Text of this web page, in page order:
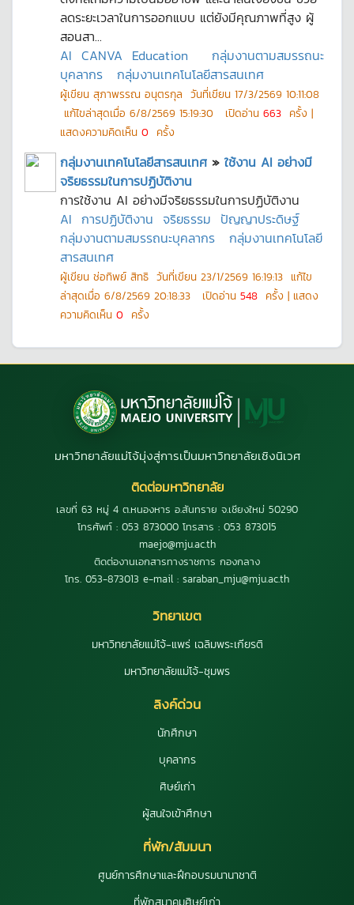
ลดระยะเวลาในการออกแบบ แต่ยังมีคุณภาพที่สูง ผู้
สอนสา...
AI CANVA Education
กลุ่มงานตามสมรรถนะ
บุคลากร
กลุ่มงานเทคโนโลยีสารสนเทศ
ผู้เขียน สุภาพรรณ อนุตรกุล วันที่เขียน 17/3/2569 10:11:08
แก้ไขล่าสุดเมื่อ 6/8/2569 15:19:30 เปิดอ่าน 663 ครั้ง |
แสดงความคิดเห็น 0 ครั้ง
กลุ่มงานเทคโนโลยีสารสนเทศ » ใช้งาน AI อย่างมี
จริยธรรมในการปฏิบัติงาน
การใช้งาน AI อย่างมีจริยธรรมในการปฏิบัติงาน
AI การปฏิบัติงาน จริยธรรม ปัญญาประดิษฐ์
กลุ่มงานตามสมรรถนะบุคลากร
กลุ่มงานเทคโนโลยี
สารสนเทศ
ผู้เขียน ช่อทิพย์ สิทธิ วันที่เขียน 23/1/2569 16:19:13 แก้ไข
ล่าสุดเมื่อ 6/8/2569 20:18:33 เปิดอ่าน 548 ครั้ง | แสดง
ความคิดเห็น 0 ครั้ง
มหาวิทยาลัยแม่โจ้มุ่งสู่การเป็นมหาวิทยาลัยเชิงนิเวศ
ติดต่อมหาวิทยาลัย
เลขที่ 63 หมู่ 4 ต.หนองหาร อ.สันทราย จ.เชียงใหม่ 50290
โทรศัพท์ : 053 873000 โทรสาร : 053 873015
maejo@mju.ac.th
ติดต่องานเอกสารทางราชการ กองกลาง
โทร. 053-873013 e-mail : saraban_mju@mju.ac.th
วิทยาเขต
มหาวิทยาลัยแม่โจ้-แพร่ เฉลิมพระเกียรติ
มหาวิทยาลัยแม่โจ้-ชุมพร
ลิงค์ด่วน
นักศึกษา
บุคลากร
ศิษย์เก่า
ผู้สนใจเข้าศึกษา
ที่พัก/สัมมนา
ศูนย์การศึกษาและฝึกอบรมนานาชาติ